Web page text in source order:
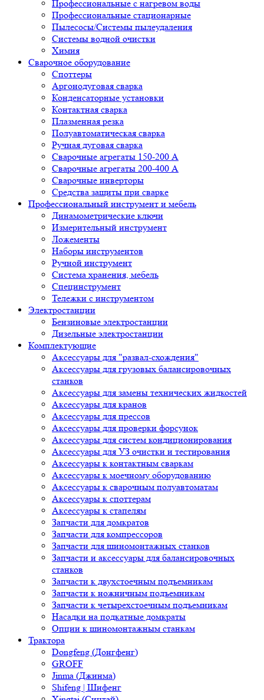
Химия
Сварочное оборудование
Cпоттеры
Аргонодуговая сварка
Конденсаторные установки
Контактная сварка
Плазменная резка
Полуавтоматическая сварка
Ручная дуговая сварка
Сварочные агрегаты 150-200 А
Сварочные агрегаты 200-400 А
Сварочные инверторы
Средства защиты при сварке
Профессиональный инструмент и мебель
Динамометрические ключи
Измерительный инструмент
Ложементы
Наборы инструментов
Ручной инструмент
Система хранения, мебель
Специнструмент
Тележки с инструментом
Электростанции
Бензиновые электростанции
Дизельные электростанции
Комплектующие
Аксессуары для "развал-схождения"
Аксессуары для грузовых балансировочных станков
Аксессуары для замены технических жидкостей
Аксессуары для кранов
Аксессуары для прессов
Аксессуары для проверки форсунок
Аксессуары для систем кондиционирования
Аксессуары для УЗ очистки и тестирования
Аксессуары к контактным сваркам
Аксессуары к моечному оборудованию
Аксессуары к сварочным полуавтоматам
Аксессуары к споттерам
Аксессуары к стапелям
Запчасти для домкратов
Запчасти для компрессоров
Запчасти для шиномонтажных станков
Запчасти и аксессуары для балансировочных станков
Запчасти к двухстоечным подъемникам
Запчасти к ножничным подъемникам
Запчасти к четырехстоечным подъемникам
Насадки на подкатные домкраты
Опции к шиномонтажным станкам
Трактора
Dongfeng (Донгфенг)
GROFF
Jinma (Джинма)
Shifeng | Шифенг
Xingtai (Синтай)
Кентавр
Рустрак
СКАУТ
Уралец
Файтер